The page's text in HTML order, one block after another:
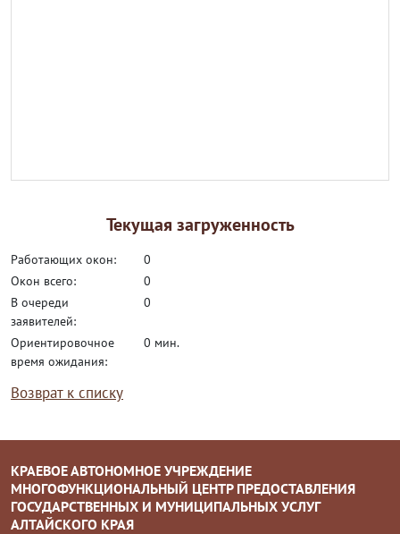
Текущая загруженность
работающих окон:
0
окон всего:
0
в очереди
заявителей:
0
ориентировочное
время ожидания:
0 мин.
Возврат к списку
КРАЕВОЕ АВТОНОМНОЕ УЧРЕЖДЕНИЕ
МНОГОФУНКЦИОНАЛЬНЫЙ ЦЕНТР ПРЕДОСТАВЛЕНИЯ
ГОСУДАРСТВЕННЫХ И МУНИЦИПАЛЬНЫХ УСЛУГ
АЛТАЙСКОГО КРАЯ